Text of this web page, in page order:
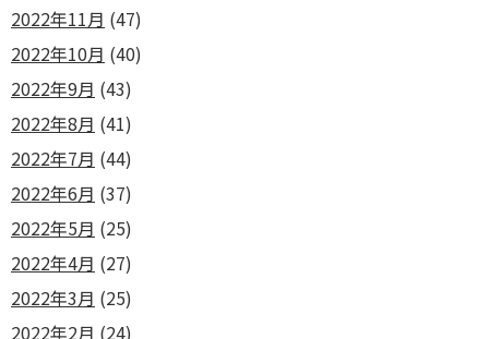
2022年11月 (47)
2022年10月 (40)
2022年9月 (43)
2022年8月 (41)
2022年7月 (44)
2022年6月 (37)
2022年5月 (25)
2022年4月 (27)
2022年3月 (25)
2022年2月 (24)